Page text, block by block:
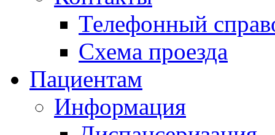
Телефонный
Схема проезда
Пациентам
Информация